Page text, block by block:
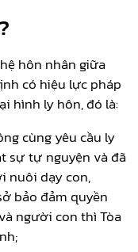
hôn nhân giữa
có hiệu lực pháp
hình ly hôn, đó là:
cùng yêu cầu ly
sự tự nguyện và đã
nuôi dạy con,
bảo đảm quyền
người con thì Tòa